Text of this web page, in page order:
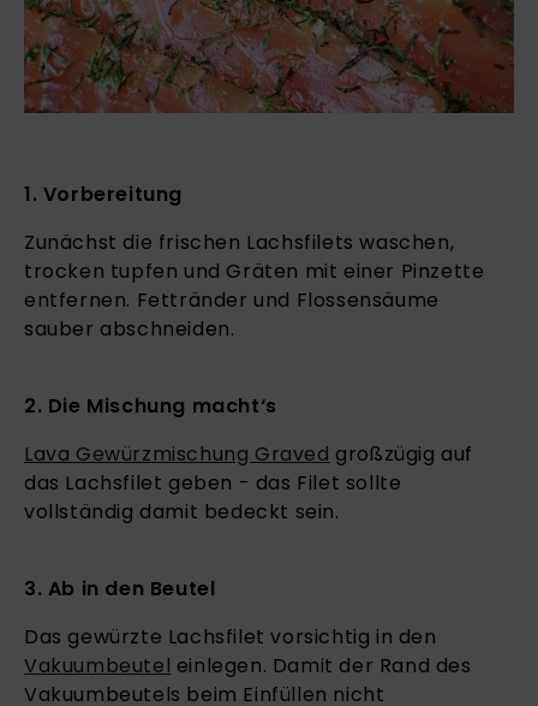
1. Vorbereitung
Zunächst die frischen Lachsfilets waschen,
trocken tupfen und Gräten mit einer Pinzette
entfernen. Fettränder und Flossensäume
sauber abschneiden.
2. Die Mischung macht‘s
Lava Gewürzmischung Graved großzügig auf
das Lachsfilet geben - das Filet sollte
vollständig damit bedeckt sein.
3. Ab in den Beutel
Das gewürzte Lachsfilet vorsichtig in den
Vakuumbeutel einlegen. Damit der Rand des
Vakuumbeutels beim Einfüllen nicht